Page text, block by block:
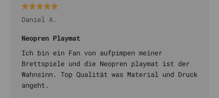
Daniel A.
Neopren Playmat
Ich bin ein Fan von aufpimpen meiner
Brettspiele und die Neopren playmat ist der
Wahnsinn. Top Qualität was Material und Druck
angeht.